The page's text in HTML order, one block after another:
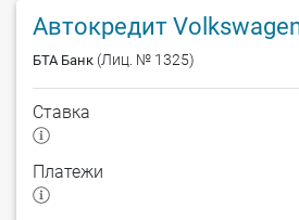
Автокредит
БТА Банк (Лиц. № 1325)
Ставка
Платежи